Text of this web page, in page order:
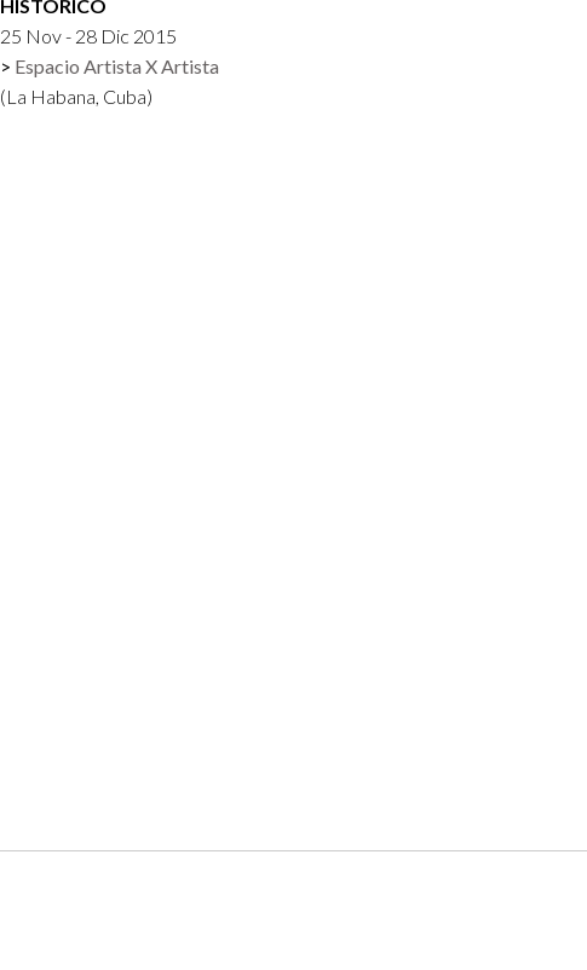
HISTÓRICO
25 Nov - 28 Dic 2015
Espacio Artista X Artista
(La Habana, Cuba)